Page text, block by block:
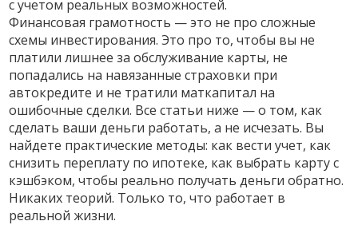
с учетом реальных возможностей.
Финансовая грамотность — это не про сложные
схемы инвестирования. Это про то, чтобы вы не
платили лишнее за обслуживание карты, не
попадались на навязанные страховки при
автокредите и не тратили маткапитал на
ошибочные сделки. Все статьи ниже — о том, как
сделать ваши деньги работать, а не исчезать. Вы
найдете практические методы: как вести учет, как
снизить переплату по ипотеке, как выбрать карту с
кэшбэком, чтобы реально получать деньги обратно.
Никаких теорий. Только то, что работает в
реальной жизни.